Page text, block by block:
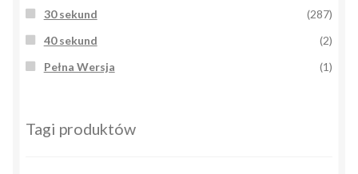
30 sekund
(287)
40 sekund
(2)
Pełna Wersja
(1)
Tagi produktów